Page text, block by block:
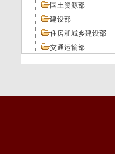
国土资源部
建设部
住房和城乡建设部
交通运输部